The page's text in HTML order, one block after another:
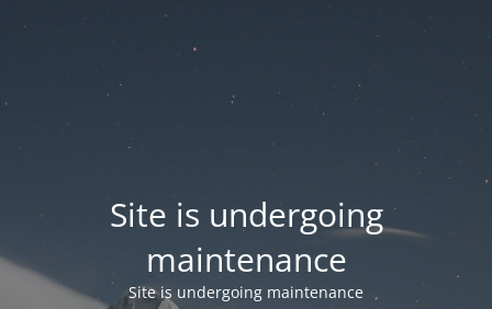
Site is undergoing
maintenance
Site is undergoing maintenance